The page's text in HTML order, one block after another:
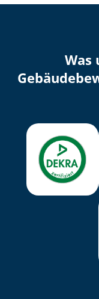
Was